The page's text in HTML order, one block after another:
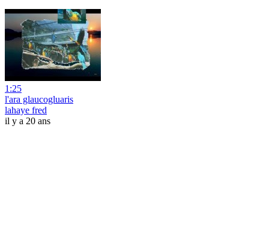
1:25
l'ara glaucogluaris
lahaye fred
il y a 20 ans